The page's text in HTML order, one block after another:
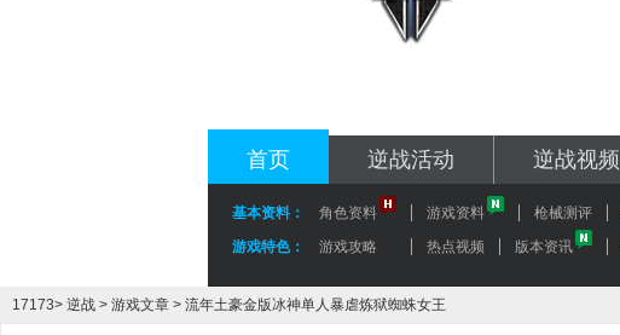
首页 逆战活动 逆战视频
基本资料： 角色资料 游戏资料 枪械测评
游戏特色：
游戏攻略 热点视频 版本资讯
17173> 逆战 > 游戏文章 > 流年土豪金版冰神单人暴虐炼狱蜘蛛女王